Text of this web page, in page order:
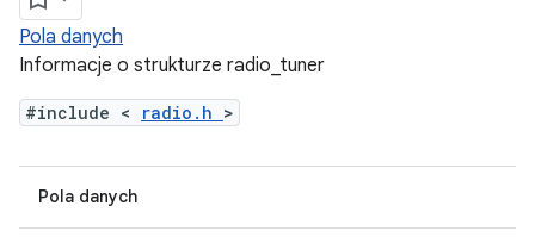
Pola danych
Informacje o strukturze radio_tuner
#include < radio.h >
Pola danych